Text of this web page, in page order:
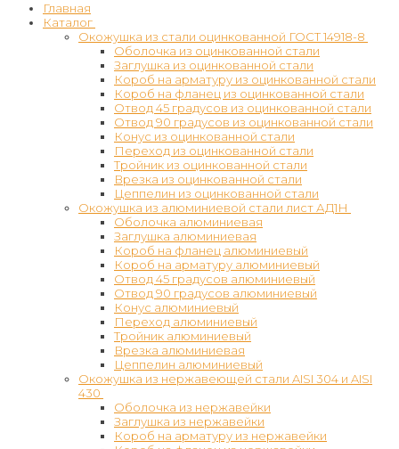
Главная
Каталог
Окожушка из стали оцинкованной ГОСТ 14918-8
Оболочка из оцинкованной стали
Заглушка из оцинкованной стали
Короб на арматуру из оцинкованной стали
Короб на фланец из оцинкованной стали
Отвод 45 градусов из оцинкованной стали
Отвод 90 градусов из оцинкованной стали
Конус из оцинкованной стали
Переход из оцинкованной стали
Тройник из оцинкованной стали
Врезка из оцинкованной стали
Цеппелин из оцинкованной стали
Окожушка из алюминиевой стали лист АД1Н
Оболочка алюминиевая
Заглушка алюминиевая
Короб на фланец алюминиевый
Короб на арматуру алюминиевый
Отвод 45 градусов алюминиевый
Отвод 90 градусов алюминиевый
Конус алюминиевый
Переход алюминиевый
Тройник алюминиевый
Врезка алюминиевая
Цеппелин алюминиевый
Окожушка из нержавеющей стали AISI 304 и AISI
430
Оболочка из нержавейки
Заглушка из нержавейки
Короб на арматуру из нержавейки